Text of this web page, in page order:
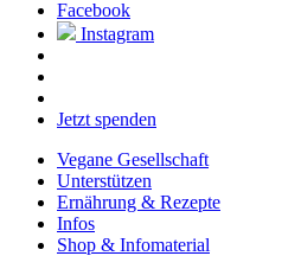
Facebook
Instagram
Jetzt spenden
Vegane Gesellschaft
Unterstützen
Ernährung & Rezepte
Infos
Shop & Infomaterial